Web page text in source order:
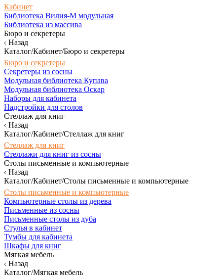
Кабинет
Библиотека Вилия-М модульная
Библиотека из массива
Бюро и секретеры
Назад
Каталог/Кабинет/Бюро и секретеры
Бюро и секретеры
Секретеры из сосны
Модульная библиотека Купава
Модульная библиотека Оскар
Наборы для кабинета
Надстройки для столов
Стеллаж для книг
Назад
Каталог/Кабинет/Стеллаж для книг
Стеллаж для книг
Стеллажи для книг из сосны
Столы письменные и компьютерные
Назад
Каталог/Кабинет/Столы письменные и компьютерные
Столы письменные и компьютерные
Компьютерные столы из дерева
Письменные из сосны
Письменные столы из дуба
Стулья в кабинет
Тумбы для кабинета
Шкафы для книг
Мягкая мебель
Назад
Каталог/Мягкая мебель